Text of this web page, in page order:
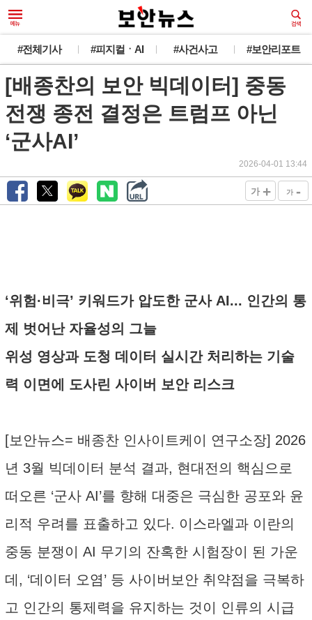
#전체기사 #피지컬ㆍAI #사건사고 #보안리포트
[배종찬의 보안 빅데이터] 중동
전쟁 종전 결정은 트럼프 아닌
‘군사AI’
2026-04-01 13:44
가 + 가 -
‘위험·비극’ 키워드가 압도한 군사 AI... 인간의 통
제 벗어난 자율성의 그늘
위성 영상과 도청 데이터 실시간 처리하는 기술
력 이면에 도사린 사이버 보안 리스크
[보안뉴스= 배종찬 인사이트케이 연구소장] 2026
년 3월 빅데이터 분석 결과, 현대전의 핵심으로
떠오른 ‘군사 AI’를 향해 대중은 극심한 공포와 윤
리적 우려를 표출하고 있다. 이스라엘과 이란의
중동 분쟁이 AI 무기의 잔혹한 시험장이 된 가운
데, ‘데이터 오염’ 등 사이버보안 취약점을 극복하
고 인간의 통제력을 유지하는 것이 인류의 시급